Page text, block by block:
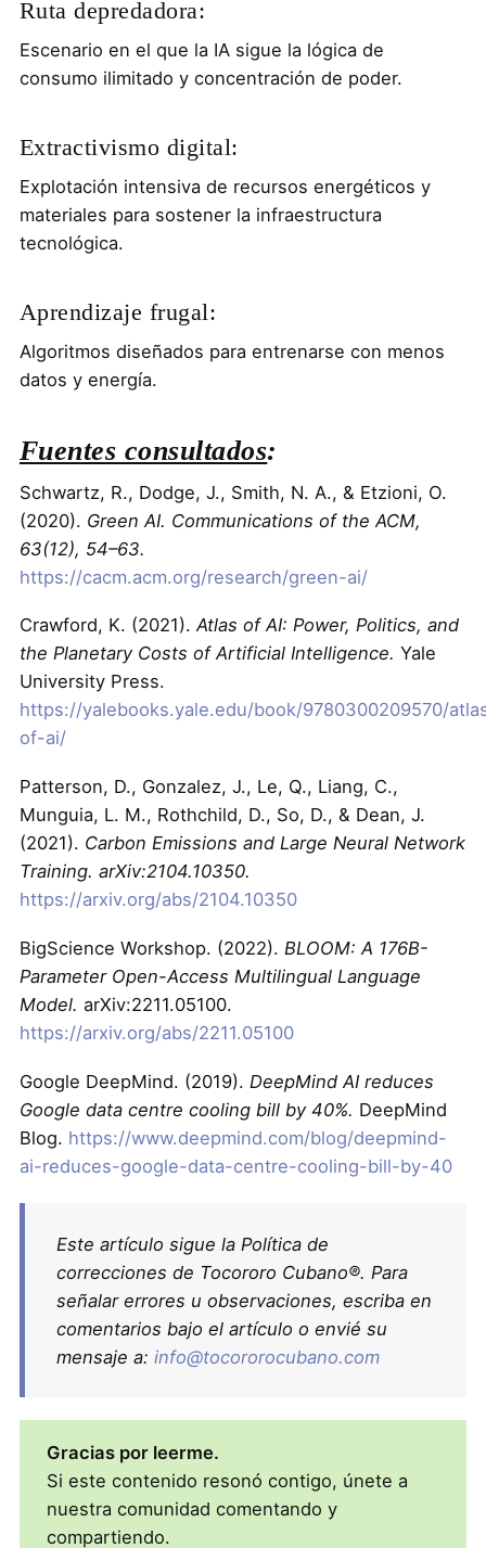
Ruta depredadora:
Escenario en el que la IA sigue la lógica de
consumo ilimitado y concentración de poder.
Extractivismo digital:
Explotación intensiva de recursos energéticos y
materiales para sostener la infraestructura
tecnológica.
Aprendizaje frugal:
Algoritmos diseñados para entrenarse con menos
datos y energía.
Fuentes consultados:
Schwartz, R., Dodge, J., Smith, N. A., & Etzioni, O.
(2020). Green AI. Communications of the ACM,
63(12), 54–63.
https://cacm.acm.org/research/green-ai/
Crawford, K. (2021). Atlas of AI: Power, Politics, and
the Planetary Costs of Artificial Intelligence. Yale
University Press.
https://yalebooks.yale.edu/book/9780300209570/
of-ai/
Patterson, D., Gonzalez, J., Le, Q., Liang, C.,
Munguia, L. M., Rothchild, D., So, D., & Dean, J.
(2021). Carbon Emissions and Large Neural Network
Training. arXiv:2104.10350.
https://arxiv.org/abs/2104.10350
BigScience Workshop. (2022). BLOOM: A 176B-
Parameter Open-Access Multilingual Language
Model. arXiv:2211.05100.
https://arxiv.org/abs/2211.05100
Google DeepMind. (2019). DeepMind AI reduces
Google data centre cooling bill by 40%. DeepMind
Blog. https://www.deepmind.com/blog/deepmind-
ai-reduces-google-data-centre-cooling-bill-by-40
Este artículo sigue la Política de
correcciones de Tocororo Cubano®. Para
señalar errores u observaciones, escriba en
comentarios bajo el artículo o envié su
mensaje a: info@tocororocubano.com
Gracias por leerme.
Si este contenido resonó contigo, únete a
nuestra comunidad comentando y
compartiendo.